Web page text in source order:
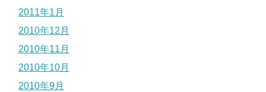
2011年1月
2010年12月
2010年11月
2010年10月
2010年9月